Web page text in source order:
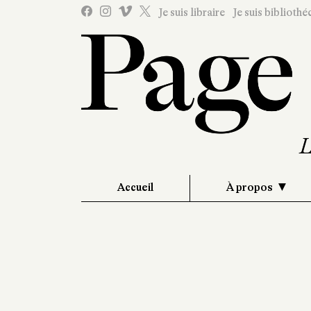
Je suis libraire Je suis
Accueil À propos